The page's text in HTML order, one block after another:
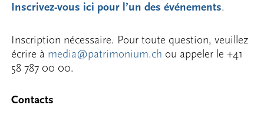
Inscrivez-vous ici pour l’un des événements.
Inscription nécessaire. Pour toute question, veuillez
écrire à media@patrimonium.ch ou appeler le +41
58 787 00 00.
Contacts